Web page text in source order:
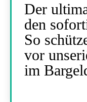
Der
den
So
vor
im